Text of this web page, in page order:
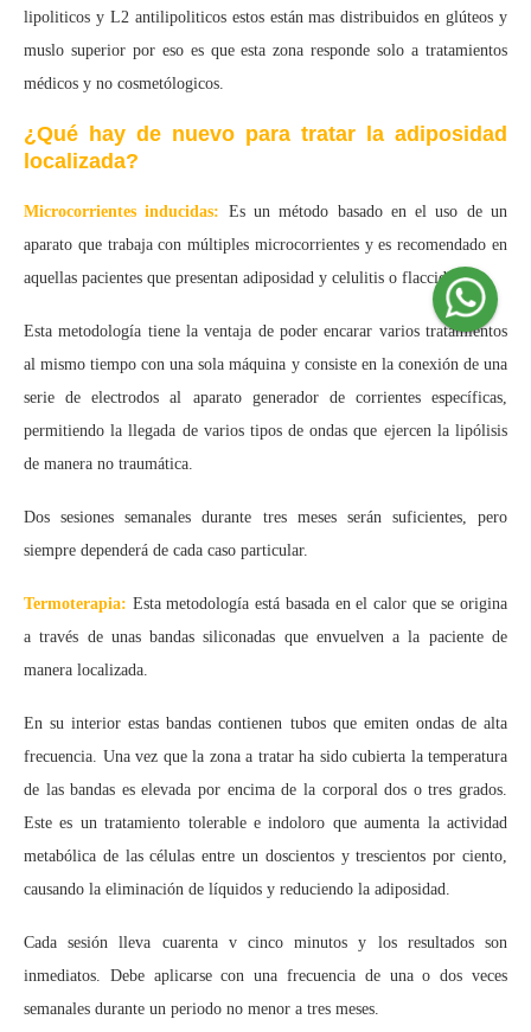
lipoliticos y L2 antilipoliticos estos están mas distribuidos en glúteos y
muslo superior por eso es que esta zona responde solo a tratamientos
médicos y no cosmetólogicos.
¿Qué hay de nuevo para tratar la adiposidad
localizada?
Microcorrientes inducidas: Es un método basado en el uso de un
aparato que trabaja con múltiples microcorrientes y es recomendado en
aquellas pacientes que presentan adiposidad y celulitis o flaccidez.
Esta metodología tiene la ventaja de poder encarar varios tratamientos
al mismo tiempo con una sola máquina y consiste en la conexión de una
serie de electrodos al aparato generador de corrientes específicas,
permitiendo la llegada de varios tipos de ondas que ejercen la lipólisis
de manera no traumática.
Dos sesiones semanales durante tres meses serán suficientes, pero
siempre dependerá de cada caso particular.
Termoterapia: Esta metodología está basada en el calor que se origina
a través de unas bandas siliconadas que envuelven a la paciente de
manera localizada.
En su interior estas bandas contienen tubos que emiten ondas de alta
frecuencia. Una vez que la zona a tratar ha sido cubierta la temperatura
de las bandas es elevada por encima de la corporal dos o tres grados.
Este es un tratamiento tolerable e indoloro que aumenta la actividad
metabólica de las células entre un doscientos y trescientos por ciento,
causando la eliminación de líquidos y reduciendo la adiposidad.
Cada sesión lleva cuarenta v cinco minutos y los resultados son
inmediatos. Debe aplicarse con una frecuencia de una o dos veces
semanales durante un periodo no menor a tres meses.